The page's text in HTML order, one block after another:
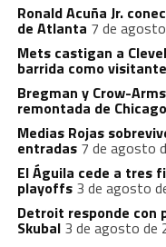
Ronald Acuña Jr.
de Atlanta 7 de
Mets castigan a
barrida como
Bregman y Crow-
remontada de Chicago
Medias Rojas
entradas 7 de agosto
El Águila cede a tres
playoffs 3 de agosto
Detroit responde con
Skubal 3 de agosto de